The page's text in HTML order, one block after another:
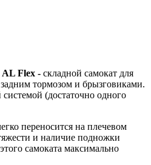
AL Flex - складной самокат для
тормозом и брызговиками.
(достаточно одного
переносится на плечевом
и наличие подножки
самоката максимально